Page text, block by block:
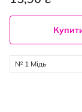
№ 1 Мідь